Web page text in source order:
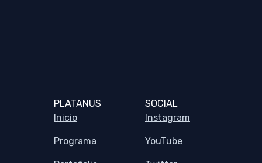
PLATANUS
Inicio
Programa
SOCIAL
Instagram
YouTube